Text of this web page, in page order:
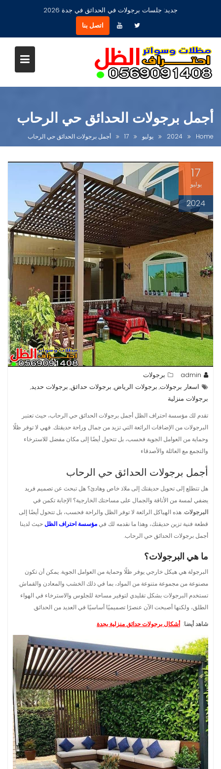
مظلات جلسات حدائق أشكال مودرن عصرية جديدة بجدة
اتصل بنا
أجمل برجولات الحدائق حي الرحاب
Home
2024 يوليو 17 أجمل برجولات الحدائق حي الرحاب
17
يوليو
2024
admin
برجولات
اسعار برجولات, برجولات الرياض, برجولات حدائق, برجولات حديد,
برجولات منزلية
تقدم لك مؤسسة احتراف الظل أجمل برجولات الحدائق حي الرحاب، حيث تعتبر
البرجولات من الإضافات الرائعة التي تزيد من جمال وراحة حديقتك. فهي لا توفر ظلًا
وحماية من العوامل الجوية فحسب، بل تتحول أيضًا إلى مكان مفضل للاسترخاء
والتجمع مع العائلة والأصدقاء
أجمل برجولات الحدائق حي الرحاب
هل تتطلع إلى تحويل حديقتك إلى ملاذ خاص وهادئ؟ هل تبحث عن تصميم فريد
يضفي لمسة من الأناقة والجمال على مساحتك الخارجية؟ الإجابة تكمن في
البرجولات. هذه الهياكل الرائعة لا توفر الظل والراحة فحسب، بل تتحول أيضًا إلى
قطعة فنية تزين حديقتك، وهذا ما نقدمه لك فيمؤسسة احتراف الظلحيث لدينا
أجمل برجولات الحدائق حي الرحاب.
ما هي البرجولات؟
البرجولة هي هيكل خارجي يوفر ظلًا وحماية من العوامل الجوية. يمكن أن تكون
مصنوعة من مجموعة متنوعة من المواد، بما في ذلك الخشب والمعادن والقماش.
تستخدم البرجولات بشكل تقليدي لتوفير مساحة للجلوس والاسترخاء في الهواء
الطلق، ولكنها أصبحت الآن عنصرًا تصميميًا أساسيًا في العديد من الحدائق.
شاهد أيضا:أشكال برجولات حدائق منزلية بجدة.